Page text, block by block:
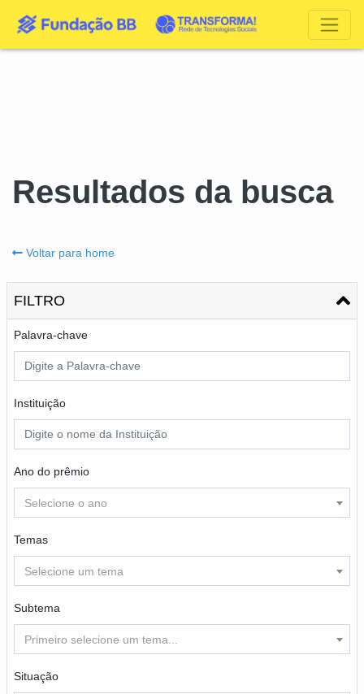
Resultados da busca
Voltar para home
FILTRO
Palavra-chave
Instituição
Ano do prêmio
Selecione o ano
Temas
Selecione um tema
Subtema
Primeiro selecione um tema...
Situação